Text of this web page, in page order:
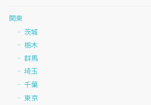
関東
茨城
栃木
群馬
埼玉
千葉
東京